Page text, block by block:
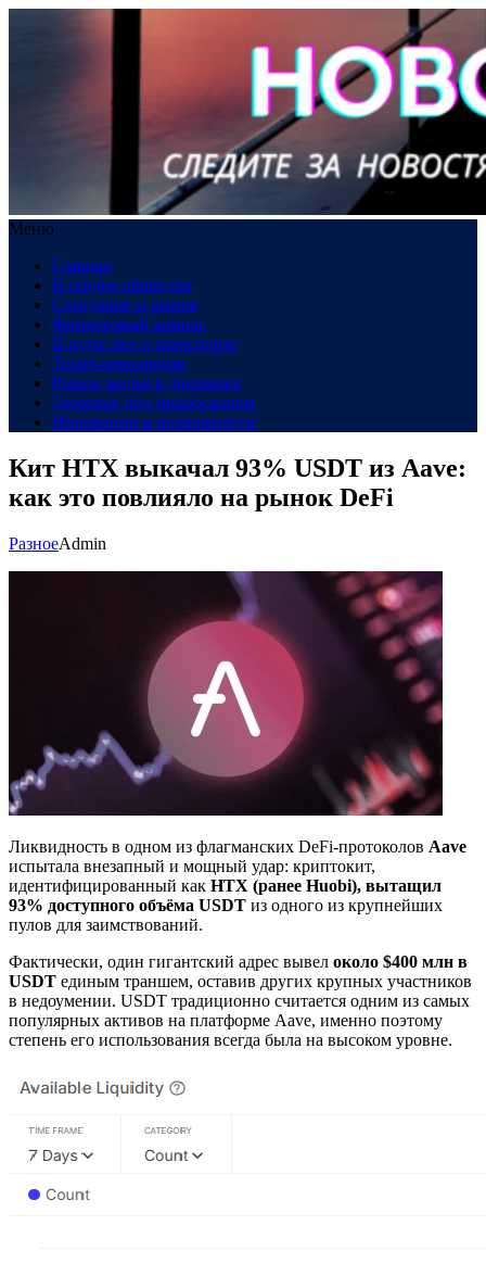
Меню
Главная
В сердце общества
Созидание и рынок
Финансовый компас
В пути: все о транспорте
Техно-революция
Рынок жилья в динамике
Здоровье под микроскопом
Инновации и возможности
Кит HTX выкачал 93% USDT из Aave:
как это повлияло на рынок DeFi
РазноеAdmin
Ликвидность в одном из флагманских DeFi-протоколов Aave
испытала внезапный и мощный удар: криптокит,
идентифицированный как HTX (ранее Huobi), вытащил
93% доступного объёма USDT из одного из крупнейших
пулов для заимствований.
Фактически, один гигантский адрес вывел около $400 млн в
USDT единым траншем, оставив других крупных участников
в недоумении. USDT традиционно считается одним из самых
популярных активов на платформе Aave, именно поэтому
степень его использования всегда была на высоком уровне.